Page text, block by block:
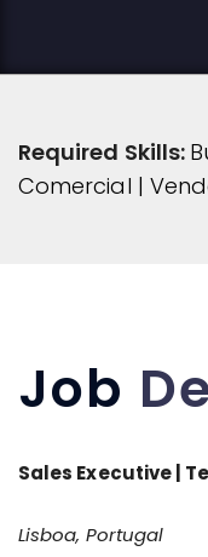
Required Skills:
Comercial |
Job
Sales Executive |
Lisboa, Portugal